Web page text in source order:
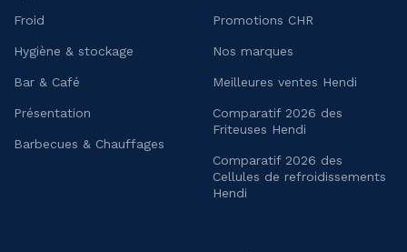
Froid
Hygiène & stockage
Bar & Café
Présentation
Barbecues & Chauffages
Promotions CHR
Nos marques
Meilleures ventes Hendi
Comparatif 2026 des
Friteuses Hendi
Comparatif 2026 des
Cellules de refroidissements
Hendi